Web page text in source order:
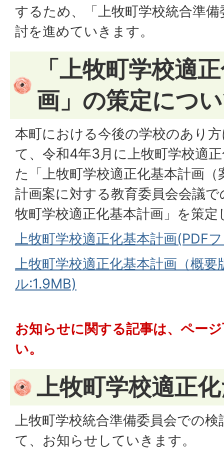
するため、「上牧町学校統合準
討を進めていきます。
「上牧町学校適
画」の策定につ
本町における今後の学校のあり
て、令和4年3月に上牧町学校適
た「上牧町学校適正化基本計画
計画案に対する教育委員会会議
牧町学校適正化基本計画」を策定
上牧町学校適正化基本計画(PDF
上牧町学校適正化基本計画（概
ル:1.9MB)
お知らせに関する記事は、ペー
い。
上牧町学校適正
上牧町学校統合準備委員会での
て、お知らせしていきます。